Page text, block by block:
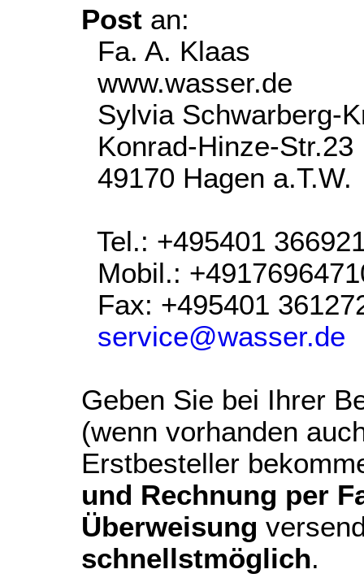
Postan:
Fa. A. Klaas
www.wasser.de
Sylvia Schwarberg-
Konrad-Hinze-Str.23
49170 Hagen a.T.W.
Tel.: +495401
Mobil.:
Fax: +495401
service@wasser.de
Geben Sie bei Ihrer
(wenn vorhanden
Erstbesteller
und Rechnung per
Überweisung
schnellstmöglich.